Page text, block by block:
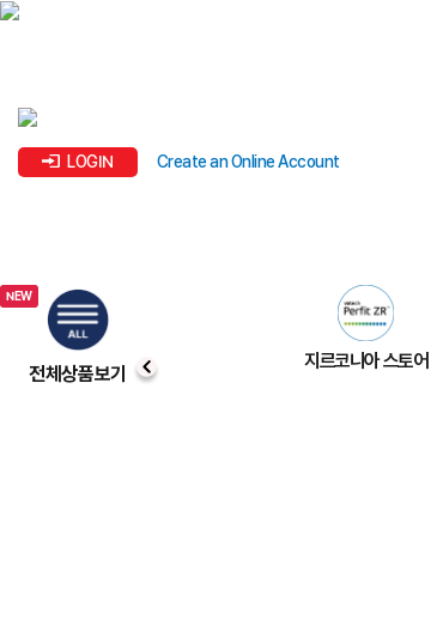
LOGIN Create an Online Account
전체상품보기
지르코니아 스토어